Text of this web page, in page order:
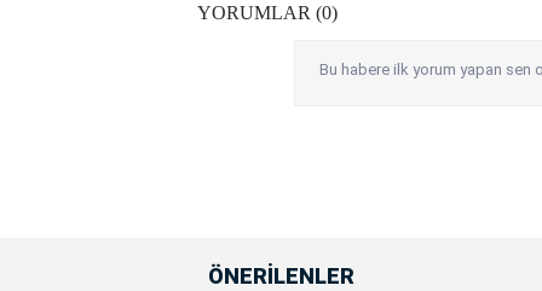
YORUMLAR (0)
Bu habere ilk yorum yapan sen
ÖNERİLENLER